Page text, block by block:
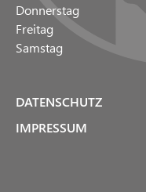
Donnerstag
Freitag
Samstag
DATENSCHUTZ
IMPRESSUM